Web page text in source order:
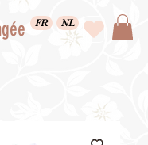
FR NL